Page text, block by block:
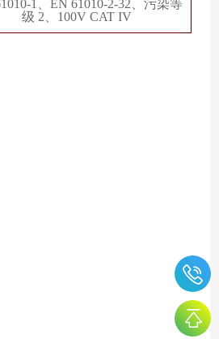
1、EN 61010-2-32、污染等
级 2、100V CAT IV